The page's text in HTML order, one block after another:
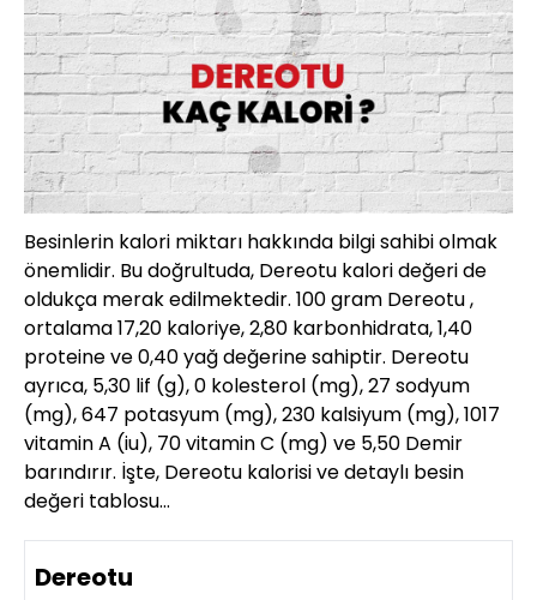
Besinlerin kalori miktarı hakkında bilgi sahibi olmak
önemlidir. Bu doğrultuda, Dereotu kalori değeri de
oldukça merak edilmektedir. 100 gram Dereotu ,
ortalama 17,20 kaloriye, 2,80 karbonhidrata, 1,40
proteine ve 0,40 yağ değerine sahiptir. Dereotu
ayrıca, 5,30 lif (g), 0 kolesterol (mg), 27 sodyum
(mg), 647 potasyum (mg), 230 kalsiyum (mg), 1017
vitamin A (iu), 70 vitamin C (mg) ve 5,50 Demir
barındırır. İşte, Dereotu kalorisi ve detaylı besin
değeri tablosu…
Dereotu